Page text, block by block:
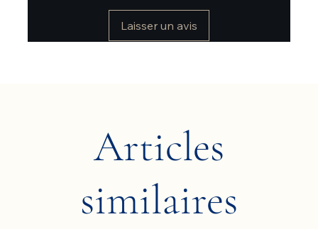
Laisser un avis
Articles
similaires